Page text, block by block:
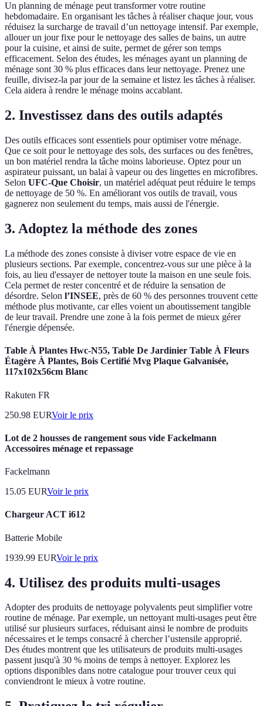
Un planning de ménage peut transformer votre routine
hebdomadaire. En organisant les tâches à réaliser chaque jour, vous
réduisez la surcharge de travail d’un nettoyage intensif. Par exemple,
allouer un jour fixe pour le nettoyage des salles de bains, un autre
pour la cuisine, et ainsi de suite, permet de gérer son temps
efficacement. Selon des études, les ménages ayant un planning de
ménage sont 30 % plus efficaces dans leur nettoyage. Prenez une
feuille, divisez-la par jour de la semaine et listez les tâches à réaliser.
Cela aidera à rendre le ménage moins accablant.
2. Investissez dans des outils adaptés
Des outils efficaces sont essentiels pour optimiser votre ménage.
Que ce soit pour le nettoyage des sols, des surfaces ou des fenêtres,
un bon matériel rendra la tâche moins laborieuse. Optez pour un
aspirateur puissant, un balai à vapeur ou des lingettes en microfibres.
Selon UFC-Que Choisir, un matériel adéquat peut réduire le temps
de nettoyage de 50 %. En améliorant vos outils de travail, vous
gagnerez non seulement du temps, mais aussi de l'énergie.
3. Adoptez la méthode des zones
La méthode des zones consiste à diviser votre espace de vie en
plusieurs sections. Par exemple, concentrez-vous sur une pièce à la
fois, au lieu d'essayer de nettoyer toute la maison en une seule fois.
Cela permet de rester concentré et de réduire la sensation de
désordre. Selon l’INSEE, près de 60 % des personnes trouvent cette
méthode plus motivante, car elles voient un aboutissement tangible
de leur travail. Prendre une zone à la fois permet de mieux gérer
l'énergie dépensée.
Table À Plantes Hwc-N55, Table De Jardinier Table À Fleurs
Étagère À Plantes, Bois Certifié Mvg Plaque Galvanisée,
117x102x56cm Blanc
Rakuten FR
250.98 EURVoir le prix
Lot de 2 housses de rangement sous vide Fackelmann
Accessoires ménage et repassage
Fackelmann
15.05 EURVoir le prix
Chargeur ACT i612
Batterie Mobile
1939.99 EURVoir le prix
4. Utilisez des produits multi-usages
Adopter des produits de nettoyage polyvalents peut simplifier votre
routine de ménage. Par exemple, un nettoyant multi-usages peut être
utilisé sur plusieurs surfaces, réduisant ainsi le nombre de produits
nécessaires et le temps consacré à chercher l’ustensile approprié.
Des études montrent que les utilisateurs de produits multi-usages
passent jusqu'à 30 % moins de temps à nettoyer. Explorez les
options disponibles dans notre catalogue pour trouver ceux qui
conviendront le mieux à votre routine.